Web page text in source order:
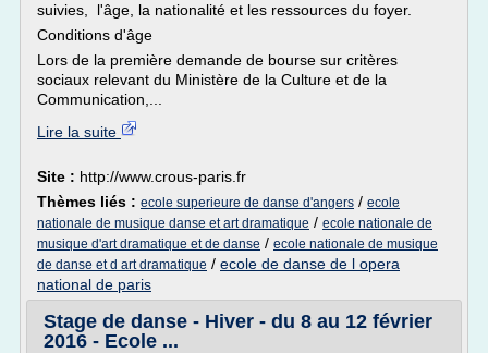
suivies, l'âge, la nationalité et les ressources du foyer.
Conditions d'âge
Lors de la première demande de bourse sur critères
sociaux relevant du Ministère de la Culture et de la
Communication,...
Lire la suite
Site : http://www.crous-paris.fr
Thèmes liés : ecole superieure de danse d'angers / ecole
nationale de musique danse et art dramatique / ecole nationale de
musique d'art dramatique et de danse / ecole nationale de musique
de danse et d art dramatique / ecole de danse de l opera
national de paris
Stage de danse - Hiver - du 8 au 12 février
2016 - Ecole ...